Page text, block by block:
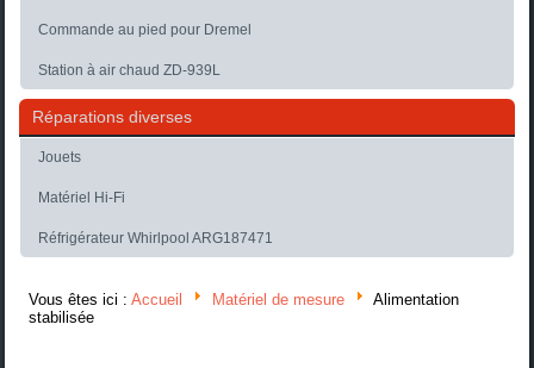
Commande au pied pour Dremel
Station à air chaud ZD-939L
Réparations diverses
Jouets
Matériel Hi-Fi
Réfrigérateur Whirlpool ARG187471
Vous êtes ici :Accueil Matériel de mesure
Alimentation
stabilisée